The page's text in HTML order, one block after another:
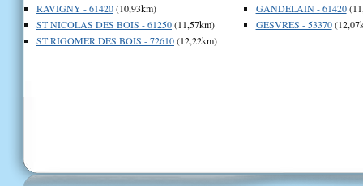
RAVIGNY - 61420(10,93km)
ST NICOLAS DES BOIS - 61250(11,57km)
ST RIGOMER DES BOIS - 72610(12,22km)
GANDELAIN - 61420
GESVRES - 53370